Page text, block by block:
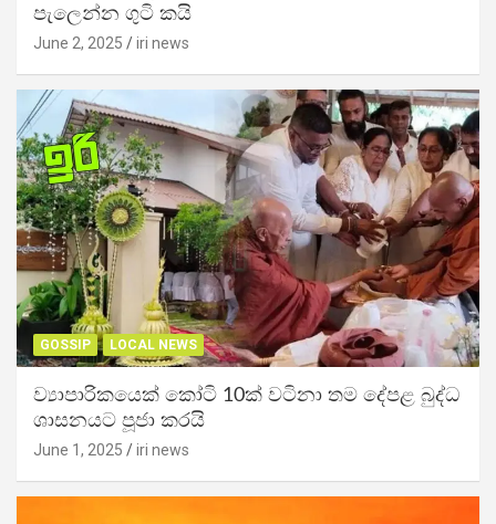
පැලෙන්න ගුටි කයි
June 2, 2025 iri news
GOSSIP LOCAL NEWS
ව්‍යාපාරිකයෙක් කෝටි 10ක් වටිනා තම දේපළ බුද්ධ
ශාසනයට පූජා කරයි
June 1, 2025 iri news